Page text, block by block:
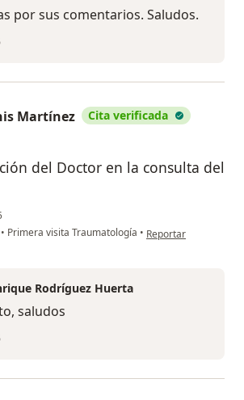
por sus comentarios. Saludos.
Martínez Cita verificada
del Doctor en la consulta del
• Primera visita Traumatología • en opinión del
Reportar
Rodríguez Huerta
saludos